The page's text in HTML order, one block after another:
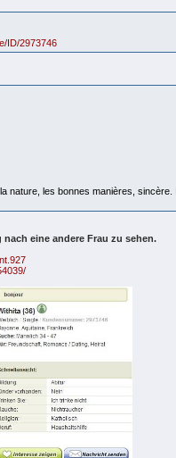
ID/2973746
nature, les bonnes manières,
eine andere Frau zu sehen.